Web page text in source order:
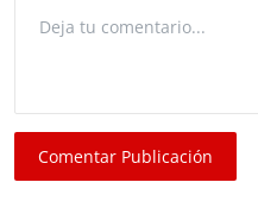
Comentar Publicación